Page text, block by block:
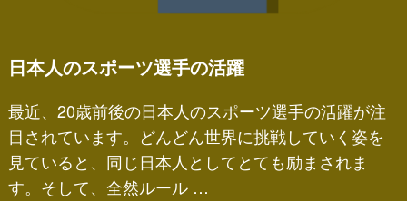
日本人のスポーツ選手の活躍
最近、20歳前後の日本人のスポーツ選手の活躍が注
目されています。どんどん世界に挑戦していく姿を
見ていると、同じ日本人としてとても励まされま
す。そして、全然ルール …